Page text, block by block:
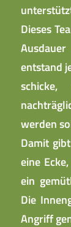
Dieses
entstand
werden
Damit
eine
ein
Die
Angriff